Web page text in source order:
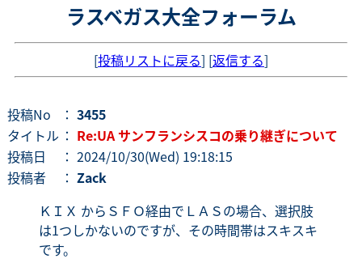
ラスベガス大全フォーラム
[投稿リストに戻る] [返信する]
投稿No ： 3455
タイトル ： Re:UA サンフランシスコの乗り継ぎについて
投稿日
： 2024/10/30(Wed) 19:18:15
投稿者
： Zack
ＫＩＸ からＳＦＯ経由でＬＡＳの場合、選択肢
は1つしかないのですが、その時間帯はスキスキ
です。